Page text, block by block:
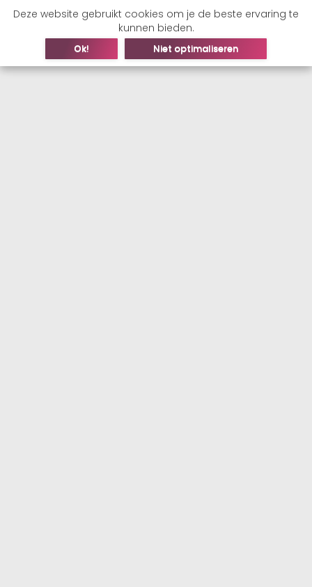
Deze website gebruikt cookies om je de beste ervaring te
kunnen bieden.
Ok! Niet optimaliseren